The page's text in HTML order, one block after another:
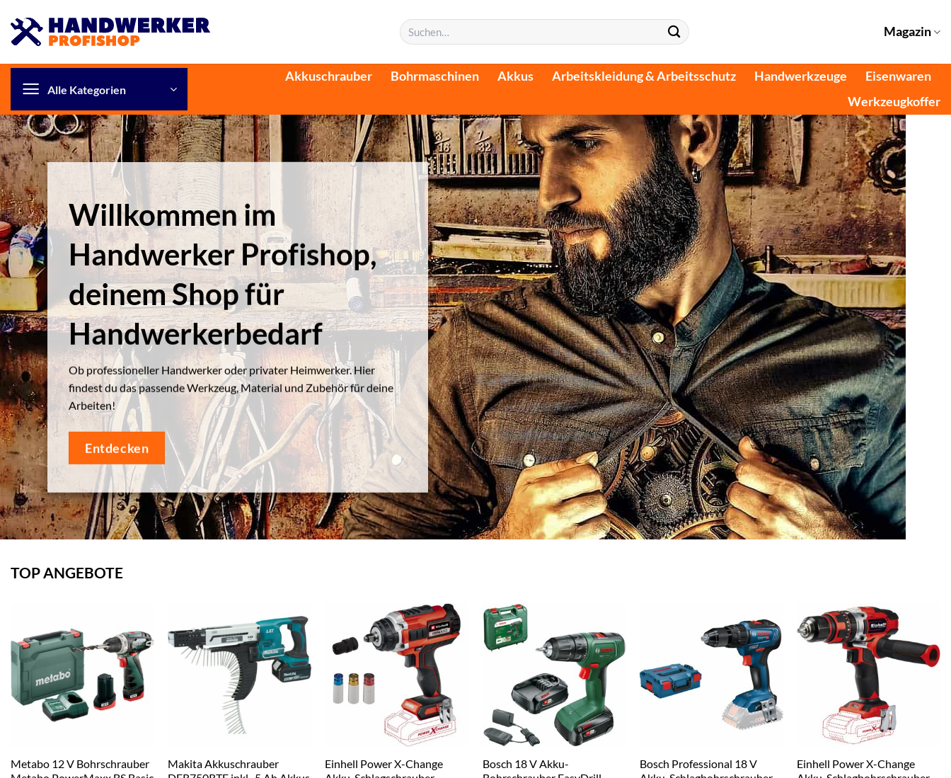
Inhalt
springen
Suchen
nach:
Magazin
Alle Kategorien
Akkuschrauber Bohrmaschinen Akkus Arbeitskleidung & Arbeitsschutz Handwerkzeuge
Eisenwaren
Werkzeugkoffer
Willkommen im
Handwerker Profishop,
deinem Shop für
Handwerkerbedarf
Ob professioneller Handwerker oder privater Heimwerker. Hier
findest du das passende Werkzeug, Material und Zubehör für deine
Arbeiten!
Entdecken
TOP ANGEBOTE
Metabo 12 V Bohrschrauber
Makita Akkuschrauber
Einhell Power X-Change
Bosch 18 V Akku-
Bosch Professional 18 V
Einhell Power X-Change